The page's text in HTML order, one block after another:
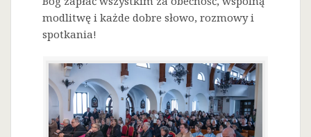
modlitwę i każde dobre słowo, rozmowy i
spotkania!